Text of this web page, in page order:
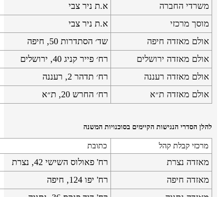
משרדי החברה
א.ת ניר צבי
מוסך מרכזי
א.ת ניר צבי
אולם מאזדה חיפה
שד׳ הסתדרות 50, חיפה
אולם מאזדה ירושלים
רח׳ פייר קניג 40, ירושלים
אולם מאזדה רעננה
רח׳ תדהר 2, רעננה
אולם מאזדה ת״א
רח׳ החרש 20, ת״א
להלן הסדרי הנגישות הקיימים בסוכנויות המשנה
מרכזי קבלת קהל כתובת
מאזדה נצרת
רח' פאולוס השישי 42, נצרת
מאזדה חיפה
רח' יפו 124, חיפה